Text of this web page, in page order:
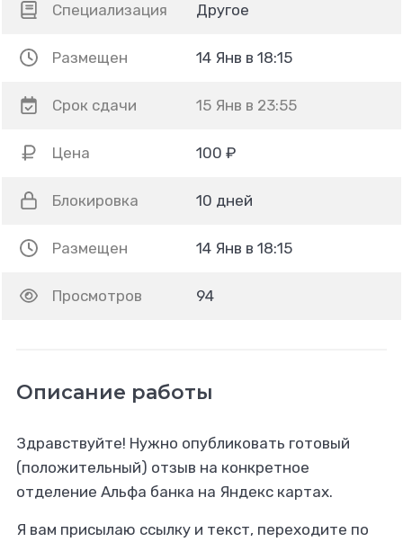
Специализация Другое
Размещен 14 Янв в 18:15
Срок сдачи 15 Янв в 23:55
Цена 100 ₽
Блокировка 10 дней
Размещен 14 Янв в 18:15
Просмотров 94
Описание работы
Здравствуйте! Нужно опубликовать готовый
(положительный) отзыв на конкретное
отделение Альфа банка на Яндекс картах.
Я вам присылаю ссылку и текст, переходите по